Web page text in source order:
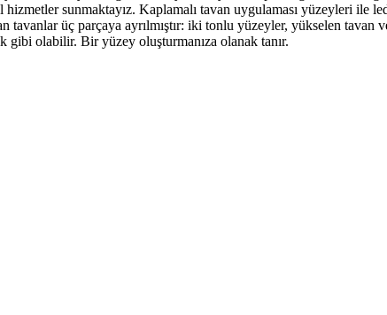
sunmaktayız. Kaplamalı tavan uygulaması yüzeyleri ile
üç parçaya ayrılmıştır: iki tonlu yüzeyler, yükselen tavan
gibi olabilir. Bir yüzey oluşturmanıza olanak tanır.